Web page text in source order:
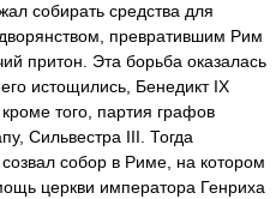
собирать средства для
превратившим Рим
притон. Эта борьба оказалась
истощились, Бенедикт IX
того, партия графов
Сильвестра III. Тогда
собор в Риме, на котором
церкви императора Генриха